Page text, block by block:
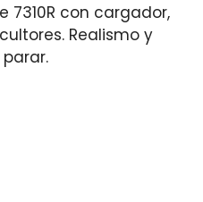
7310R con cargador,
Realismo y